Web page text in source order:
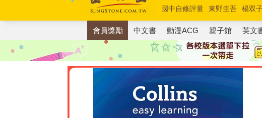
國中自修評量 東野圭吾 楊双
唯紅花綻放
奧德賽 路邊攤新
會員獎勵 中文書 動漫ACG 親子館 英文